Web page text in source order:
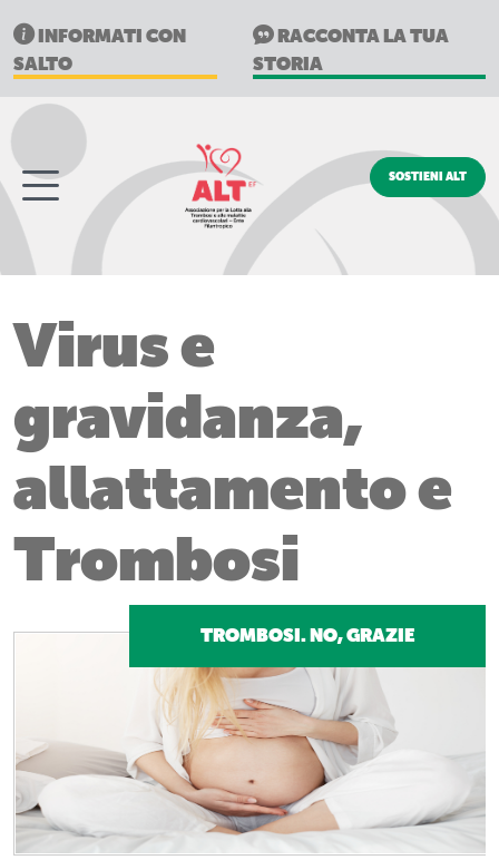
INFORMATI CON
SALTO
RACCONTA LA TUA
STORIA
SOSTIENI ALT
Virus e
gravidanza,
allattamento e
Trombosi
TROMBOSI. NO, GRAZIE